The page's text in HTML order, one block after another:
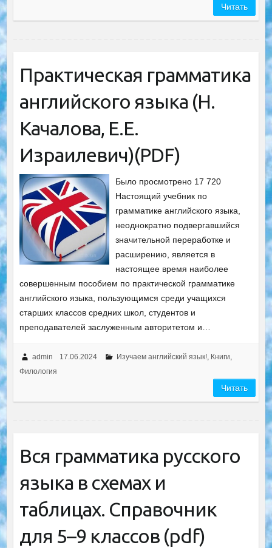
Читать
Практическая грамматика
английского языка (Н.
Качалова, Е.Е.
Израилевич)(PDF)
Было просмотрено 17 720
Настоящий учебник по
грамматике английского языка,
неоднократно подвергавшийся
значительной переработке и
расширению, является в
настоящее время наиболее
совершенным пособием по практической грамматике
английского языка, пользующимся среди учащихся
старших классов средних школ, студентов и
преподавателей заслуженным авторитетом и…
admin 17.06.2024 Изучаем английский язык!, Книги,
Филология
Читать
Вся грамматика русского
языка в схемах и
таблицах. Справочник
для 5–9 классов (pdf)